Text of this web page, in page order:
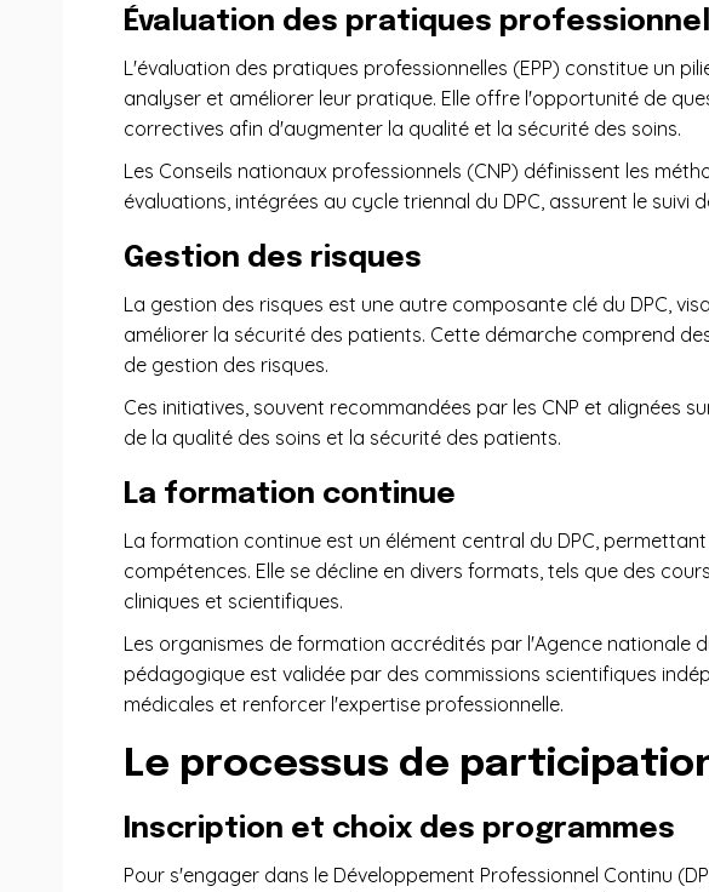
Évaluation des pratiques
L'évaluation des pratiques professionnelles (EPP) constitue un
analyser et améliorer leur pratique. Elle offre l'opportunité de
correctives afin d'augmenter la qualité et la sécurité des soins.
Les Conseils nationaux professionnels (CNP) définissent les
évaluations, intégrées au cycle triennal du DPC, assurent le
Gestion des risques
La gestion des risques est une autre composante clé du DPC,
améliorer la sécurité des patients. Cette démarche comprend
de gestion des risques.
Ces initiatives, souvent recommandées par les CNP et alignées
de la qualité des soins et la sécurité des patients.
La formation continue
La formation continue est un élément central du DPC,
compétences. Elle se décline en divers formats, tels que des
cliniques et scientifiques.
Les organismes de formation accrédités par l'Agence nationale
pédagogique est validée par des commissions scientifiques
médicales et renforcer l'expertise professionnelle.
Le processus de participation
Inscription et choix des programmes
Pour s'engager dans le Développement Professionnel Continu